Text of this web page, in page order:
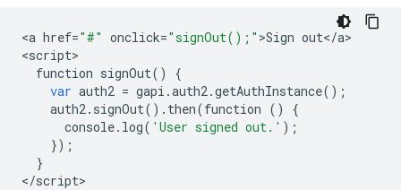
<a href="#" onclick="signOut();" >Sign out</a>
<script
function signOut()
{
var auth2 = gapi .auth2.getAuthInstance();
auth2. signOut() . then(function ()
{
console. log( 'User signed out.' );
});
}
</script